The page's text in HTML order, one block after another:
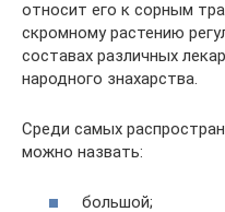
относит его к сорным
скромному растению
составах различных
народного знахарства.
Среди самых
можно назвать:
большой;